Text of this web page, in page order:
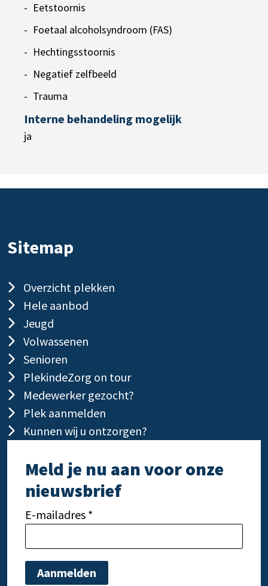
Eetstoornis
Foetaal alcoholsyndroom (FAS)
Hechtingsstoornis
Negatief zelfbeeld
Trauma
Interne behandeling mogelijk
ja
Sitemap
Overzicht plekken
Hele aanbod
Jeugd
Volwassenen
Senioren
PlekindeZorg on tour
Medewerker gezocht?
Plek aanmelden
Kunnen wij u ontzorgen?
Meld je nu aan voor onze
nieuwsbrief
E-mailadres *